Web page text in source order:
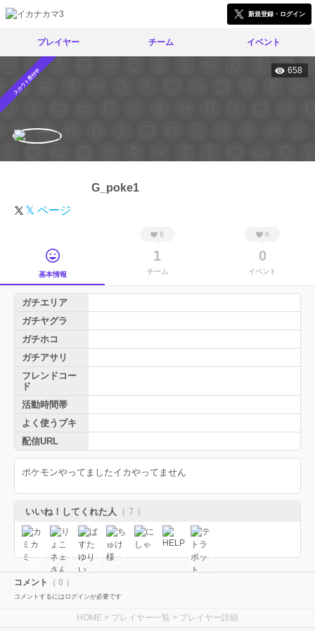
新規登録・ログイン
プレイヤー チーム イベント
スカウト受付中 658
G_poke1
𝕏 ページ
基本情報
5
1
チーム
0
0
イベント
ガチエリア
ガチヤグラ
ガチホコ
ガチアサリ
フレンドコー
ド
活動時間帯
よく使うブキ
配信URL
ポケモンやってましたイカやってません
いいね！してくれた人 （ 7 ）
コメント （ 0 ）
コメントするにはログインが必要です
HOME > プレイヤー一覧 > プレイヤー詳細